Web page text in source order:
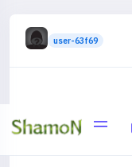
user-63f69